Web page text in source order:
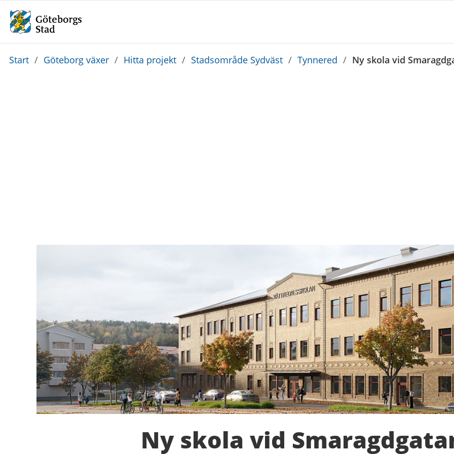
Du
Start / Göteborg växer / Hitta projekt / Stadsområde Sydväst / Tynnered / Ny skola vid
Ny skola vid